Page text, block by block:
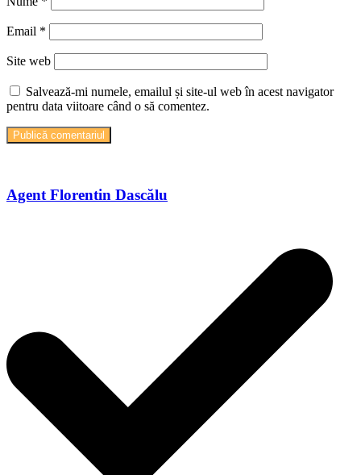
Email *
Site web
Salvează-mi numele, emailul și site-ul web în acest navigator
pentru data viitoare când o să comentez.
Agent Florentin Dascălu